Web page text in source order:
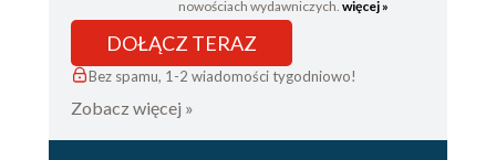
nowościach wydawniczych. więcej »
DOŁĄCZ TERAZ
Bez spamu, 1-2 wiadomości tygodniowo!
Zobacz więcej »